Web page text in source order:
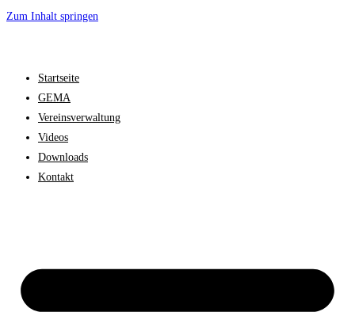
Zum Inhalt springen
Startseite
GEMA
Vereinsverwaltung
Videos
Downloads
Kontakt